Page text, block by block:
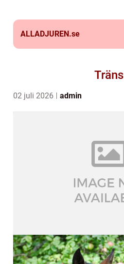
ALLADJUREN.se
Träns
02 juli 2026 admin